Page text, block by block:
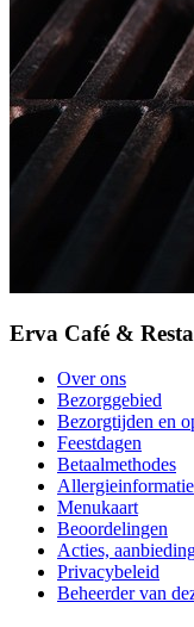
Erva Café &
Over ons
Bezorggebied
Bezorgtijden en
Feestdagen
Betaalmethodes
Allergieinformatie
Menukaart
Beoordelingen
Acties,
Privacybeleid
Beheerder van